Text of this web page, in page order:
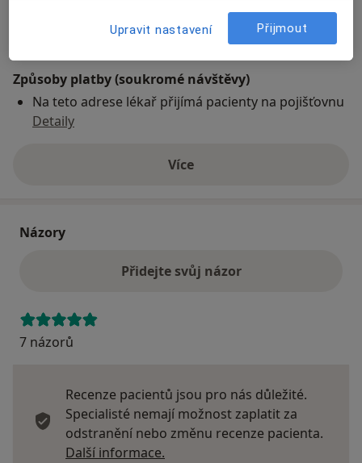
Na této adrese online kalendář není aktivní
Co mám v takové situaci udělat?
Způsoby platby (soukromé návštěvy)
Na teto adrese lékař přijímá pacienty na pojišťovnu
Detaily
Víceo adrese
Názory
Přidejte svůj názor
7 názorů
Recenze pacientů jsou pro nás důležité.
Specialisté nemají možnost zaplatit za
odstranění nebo změnu recenze pacienta.
Další informace.
Upravit nastavení Přijmout